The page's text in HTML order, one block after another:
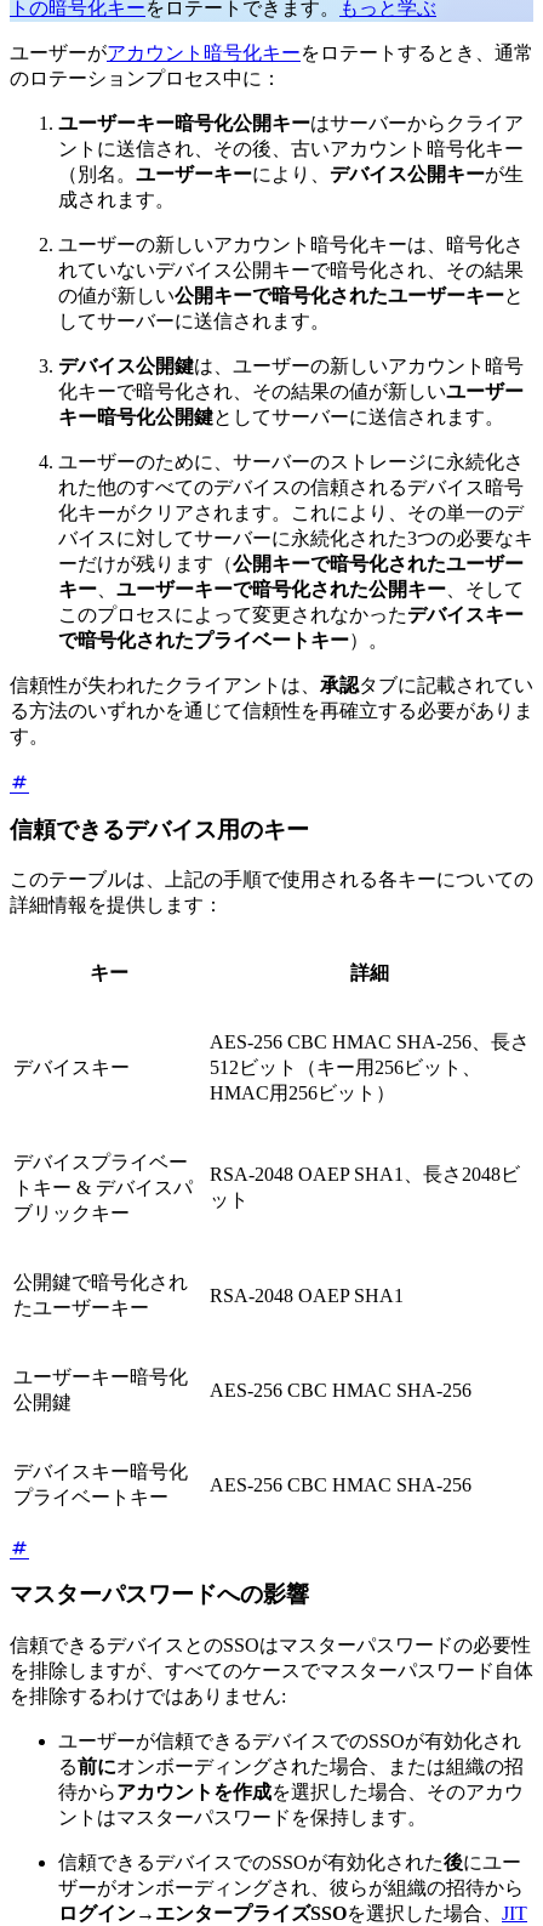
トの暗号化キーをロテートできます。 もっと学ぶ
ユーザーがアカウント暗号化キーをロテートするとき、通常
のロテーションプロセス中に：
ユーザーキー暗号化公開キーはサーバーからクライア
ントに送信され、その後、古いアカウント暗号化キー
（別名。 ユーザーキーにより、 デバイス公開キーが生
成されます。
ユーザーの新しいアカウント暗号化キーは、暗号化さ
れていないデバイス公開キーで暗号化され、その結果
の値が新しい公開キーで暗号化されたユーザーキーと
してサーバーに送信されます。
デバイス公開鍵は、ユーザーの新しいアカウント暗号
化キーで暗号化され、その結果の値が新しいユーザー
キー暗号化公開鍵としてサーバーに送信されます。
ユーザーのために、サーバーのストレージに永続化さ
れた他のすべてのデバイスの信頼されるデバイス暗号
化キーがクリアされます。これにより、その単一のデ
バイスに対してサーバーに永続化された3つの必要なキ
ーだけが残ります（公開キーで暗号化されたユーザー
キー
ユーザーキーで暗号化された公開キー 、そして
このプロセスによって変更されなかったデバイスキー
で暗号化されたプライベートキー）。
信頼性が失われたクライアントは、 承認タブに記載されてい
る方法のいずれかを通じて信頼性を再確立する必要がありま
す。
信頼できるデバイス用のキー
このテーブルは、上記の手順で使用される各キーについての
詳細情報を提供します：
キー 詳細
デバイスキー
AES-256 CBC HMAC SHA-256、長さ
512ビット（キー用256ビット、
HMAC用256ビット）
デバイスプライベー
トキー & デバイスパ
ブリックキー
RSA-2048 OAEP SHA1、長さ2048ビ
ット
公開鍵で暗号化され
たユーザーキー
RSA-2048 OAEP SHA1
ユーザーキー暗号化
公開鍵
AES-256 CBC HMAC SHA-256
デバイスキー暗号化
プライベートキー
AES-256 CBC HMAC SHA-256
マスターパスワードへの影響
信頼できるデバイスとのSSOはマスターパスワードの必要性
を排除しますが、すべてのケースでマスターパスワード自体
を排除するわけではありません:
ユーザーが信頼できるデバイスでのSSOが有効化され
る前にオンボーディングされた場合、または組織の招
待からアカウントを作成を選択した場合、そのアカウ
ントはマスターパスワードを保持します。
信頼できるデバイスでのSSOが有効化された後にユー
ザーがオンボーディングされ、彼らが組織の招待から
ログイン→ エンタープライズSSOを選択した場合、 JIT